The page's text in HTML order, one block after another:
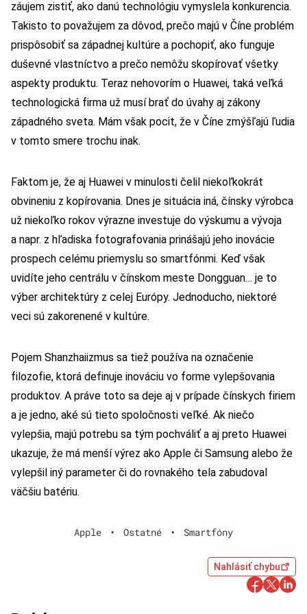
záujem zistiť, ako danú technológiu vymyslela konkurencia.
Takisto to považujem za dôvod, prečo majú v Číne problém
prispôsobiť sa západnej kultúre a pochopiť, ako funguje
duševné vlastníctvo a prečo nemôžu skopírovať všetky
aspekty produktu. Teraz nehovorím o Huawei, taká veľká
technologická firma už musí brať do úvahy aj zákony
západného sveta. Mám však pocit, že v Číne zmýšľajú ľudia
v tomto smere trochu inak.
Faktom je, že aj Huawei v minulosti čelil niekoľkokrát
obvineniu z kopírovania. Dnes je situácia iná, čínsky výrobca
už niekoľko rokov výrazne investuje do výskumu a vývoja
a napr. z hľadiska fotografovania prinášajú jeho inovácie
prospech celému priemyslu so smartfónmi. Keď však
uvidíte jeho centrálu v čínskom meste Dongguan… je to
výber architektúry z celej Európy. Jednoducho, niektoré
veci sú zakorenené v kultúre.
Pojem Shanzhaiizmus sa tiež používa na označenie
filozofie, ktorá definuje inováciu vo forme vylepšovania
produktov. A práve toto sa deje aj v prípade čínskych firiem
a je jedno, aké sú tieto spoločnosti veľké. Ak niečo
vylepšia, majú potrebu sa tým pochváliť a aj preto Huawei
ukazuje, že má menší výrez ako Apple či Samsung alebo že
vylepšil iný parameter či do rovnakého tela zabudoval
väčšiu batériu.
Apple • Ostatné • Smartfóny
Nahlásiť chybu